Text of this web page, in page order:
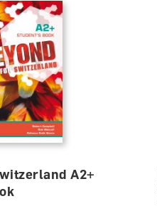
A2+